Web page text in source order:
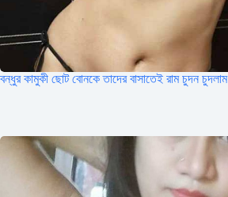
বন্ধুর কামুকী ছোট বোনকে তাদের বাসাতেই রাম চুদন চুদলাম